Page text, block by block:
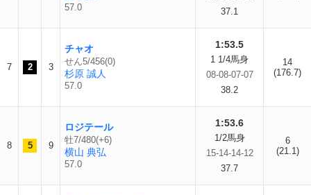
57.0
37.1
7 2 3
チャオ
せん5/456(0)
杉原 誠人
57.0
1:53.5
1 1/4馬身
08-08-07-07
38.2
14
(176.7)
8 5 9
ロジテール
牡7/480(+6)
横山 典弘
57.0
1:53.6
1/2馬身
15-14-14-12
37.7
6
(21.1)